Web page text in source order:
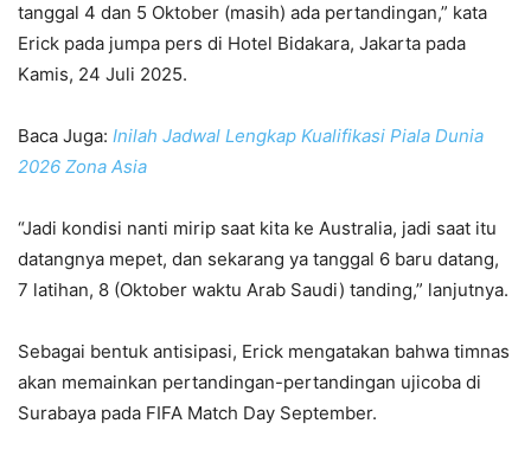
tanggal 4 dan 5 Oktober (masih) ada pertandingan,” kata
Erick pada jumpa pers di Hotel Bidakara, Jakarta pada
Kamis, 24 Juli 2025.
Baca Juga: Inilah Jadwal Lengkap Kualifikasi Piala Dunia
2026 Zona Asia
“Jadi kondisi nanti mirip saat kita ke Australia, jadi saat itu
datangnya mepet, dan sekarang ya tanggal 6 baru datang,
7 latihan, 8 (Oktober waktu Arab Saudi) tanding,” lanjutnya.
Sebagai bentuk antisipasi, Erick mengatakan bahwa timnas
akan memainkan pertandingan-pertandingan ujicoba di
Surabaya pada FIFA Match Day September.